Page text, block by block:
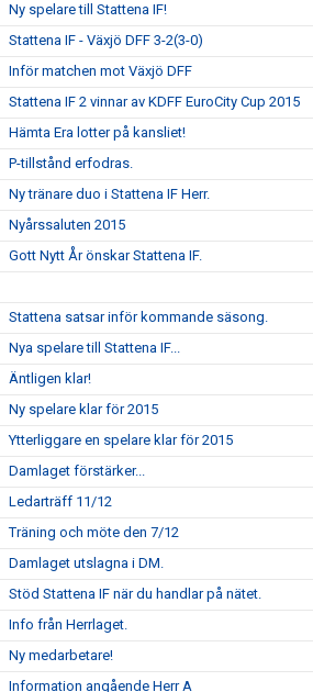
Ny spelare till Stattena IF!
Stattena IF - Växjö DFF 3-2(3-0)
Inför matchen mot Växjö DFF
Stattena IF 2 vinnar av KDFF EuroCity Cup 2015
Hämta Era lotter på kansliet!
P-tillstånd erfodras.
Ny tränare duo i Stattena IF Herr.
Nyårssaluten 2015
Gott Nytt År önskar Stattena IF.
Stattena satsar inför kommande säsong.
Nya spelare till Stattena IF...
Äntligen klar!
Ny spelare klar för 2015
Ytterliggare en spelare klar för 2015
Damlaget förstärker...
Ledarträff 11/12
Träning och möte den 7/12
Damlaget utslagna i DM.
Stöd Stattena IF när du handlar på nätet.
Info från Herrlaget.
Ny medarbetare!
Information angående Herr A